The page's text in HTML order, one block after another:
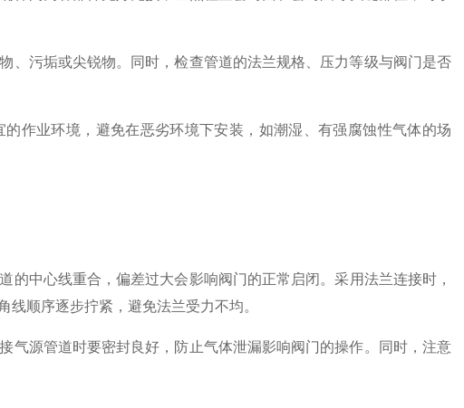
污垢或尖锐物。同时，检查管道的法兰规格、压力等级与阀门是否
业环境，避免在恶劣环境下安装，如潮湿、有强腐蚀性气体的场
的中心线重合，偏差过大会影响阀门的正常启闭。采用法兰连接时，
顺序逐步拧紧，避免法兰受力不均。
源管道时要密封良好，防止气体泄漏影响阀门的操作。同时，注意